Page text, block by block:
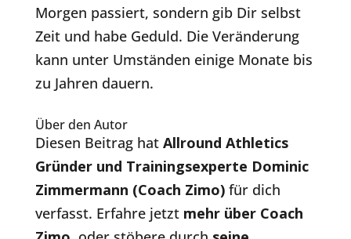
Morgen passiert, sondern gib Dir selbst
Zeit und habe Geduld. Die Veränderung
kann unter Umständen einige Monate bis
zu Jahren dauern.
Über den Autor
Diesen Beitrag hat Allround Athletics
Gründer und Trainingsexperte Dominic
Zimmermann (Coach Zimo) für dich
verfasst. Erfahre jetzt mehr über Coach